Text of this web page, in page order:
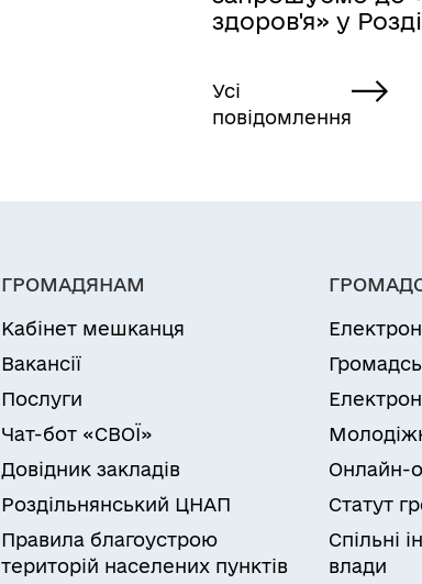
здоров'я» у
Усі
повідомлення
ГРОМАДЯНАМ
Кабінет мешканця
Вакансії
Послуги
Чат-бот «СВОЇ»
Довідник закладів
Роздільнянський ЦНАП
Правила благоустрою
територій населених пунктів
Онлайн-
Статут
Спільні
влади